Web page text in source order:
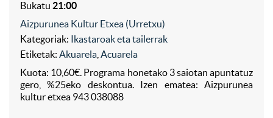
Bukatu 21:00
Aizpurunea Kultur Etxea (Urretxu)
Kategoriak: Ikastaroak eta tailerrak
Etiketak: Akuarela Acuarela
Kuota: 10,60€. Programa honetako 3 saiotan apuntatuz
gero, %25eko deskontua. Izen ematea: Aizpurunea
kultur etxea 943 038088